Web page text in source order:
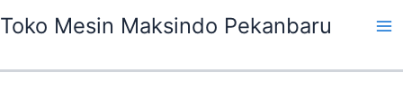
to
Toko Mesin Maksindo Pekanbaru